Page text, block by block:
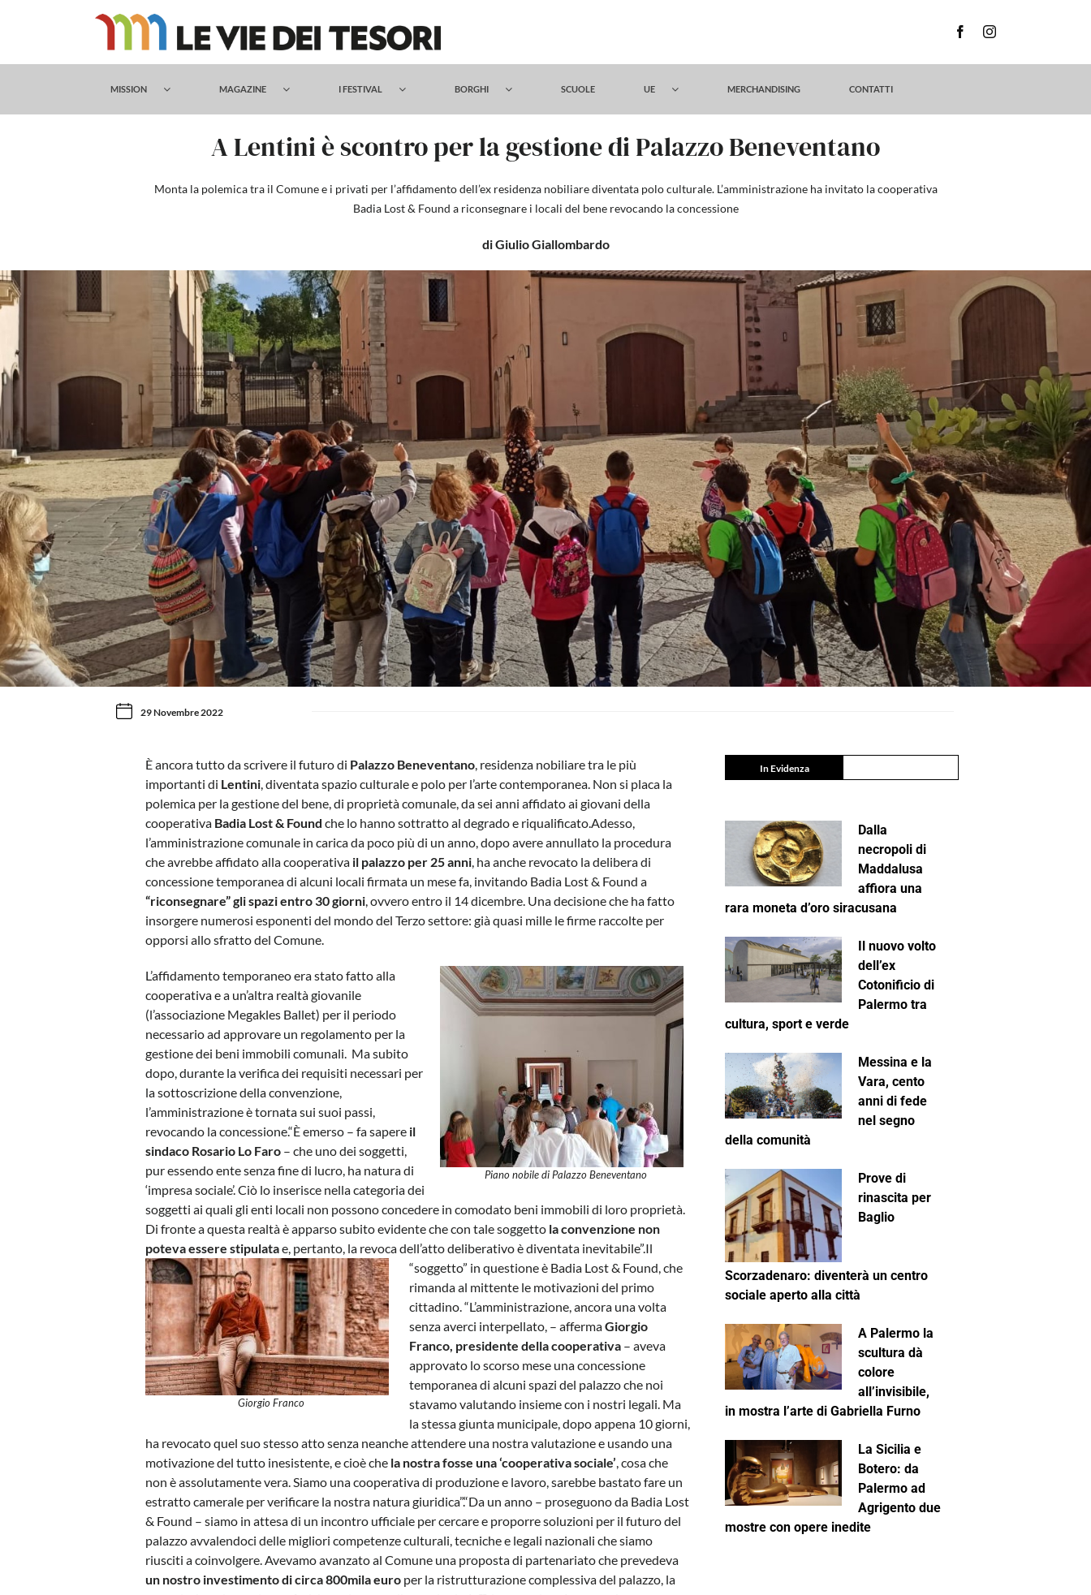
MISSION MAGAZINE I FESTIVAL BORGHI SCUOLE UE MERCHANDISING CONTATTI
A Lentini è scontro per la gestione di Palazzo Beneventano
Monta la polemica tra il Comune e i privati per l’affidamento dell’ex residenza nobiliare diventata polo culturale. L’amministrazione ha invitato la cooperativa
Badia Lost & Found a riconsegnare i locali del bene revocando la concessione
di Giulio Giallombardo
29 Novembre 2022
È ancora tutto da scrivere il futuro di Palazzo Beneventano , residenza nobiliare tra le più
importanti di Lentini , diventata spazio culturale e polo per l’arte contemporanea. Non si placa la
polemica per la gestione del bene, di proprietà comunale, da sei anni affidato ai giovani della
cooperativa Badia Lost & Found che lo hanno sottratto al degrado e riqualificato.Adesso,
l’amministrazione comunale in carica da poco più di un anno, dopo avere annullato la procedura
che avrebbe affidato alla cooperativa il palazzo per 25 anni , ha anche revocato la delibera di
concessione temporanea di alcuni locali firmata un mese fa, invitando Badia Lost & Found a
“riconsegnare” gli spazi entro 30 giorni , ovvero entro il 14 dicembre. Una decisione che ha fatto
insorgere numerosi esponenti del mondo del Terzo settore: già quasi mille le firme raccolte per
opporsi allo sfratto del Comune.
Piano nobile di Palazzo Beneventano
L’affidamento temporaneo era stato fatto alla
cooperativa e a un’altra realtà giovanile
(l’associazione Megakles Ballet) per il periodo
necessario ad approvare un regolamento per la
gestione dei beni immobili comunali. Ma subito
dopo, durante la verifica dei requisiti necessari per
la sottoscrizione della convenzione,
l’amministrazione è tornata sui suoi passi,
revocando la concessione.“È emerso – fa sapere il
sindaco Rosario Lo Faro – che uno dei soggetti,
pur essendo ente senza fine di lucro, ha natura di
‘impresa sociale’. Ciò lo inserisce nella categoria dei
soggetti ai quali gli enti locali non possono concedere in comodato beni immobili di loro proprietà.
Di fronte a questa realtà è apparso subito evidente che con tale soggetto la convenzione non
poteva essere stipulatae, pertanto, la revoca dell’atto deliberativo è diventata inevitabile”.
Giorgio Franco
Il
“soggetto” in questione è Badia Lost & Found, che
rimanda al mittente le motivazioni del primo
cittadino. “L’amministrazione, ancora una volta
senza averci interpellato, – affermaGiorgio
Franco, presidente della cooperativa – aveva
approvato lo scorso mese una concessione
temporanea di alcuni spazi del palazzo che noi
stavamo valutando insieme con i nostri legali. Ma
la stessa giunta municipale, dopo appena 10 giorni,
ha revocato quel suo stesso atto senza neanche attendere una nostra valutazione e usando una
motivazione del tutto inesistente, e cioè che la nostra fosse una ‘cooperativa sociale’ , cosa che
non è assolutamente vera. Siamo una cooperativa di produzione e lavoro, sarebbe bastato fare un
estratto camerale per verificare la nostra natura giuridica”.“Da un anno – proseguono da Badia Lost
& Found – siamo in attesa di un incontro ufficiale per cercare e proporre soluzioni per il futuro del
palazzo avvalendoci delle migliori competenze culturali, tecniche e legali nazionali che siamo
riusciti a coinvolgere. Avevamo avanzato al Comune una proposta di partenariato che prevedeva
un nostro investimento di circa 800mila euro per la ristrutturazione complessiva del palazzo, la
In Evidenza
Dalla
necropoli di
Maddalusa
affiora una
rara moneta d’oro siracusana
Il nuovo volto
dell’ex
Cotonificio di
Palermo tra
cultura, sport e verde
Messina e la
Vara, cento
anni di fede
nel segno
della comunità
Prove di
rinascita per
Baglio
Scorzadenaro: diventerà un centro
sociale aperto alla città
A Palermo la
scultura dà
colore
all’invisibile,
in mostra l’arte di Gabriella Furno
La Sicilia e
Botero: da
Palermo ad
Agrigento due
mostre con opere inedite